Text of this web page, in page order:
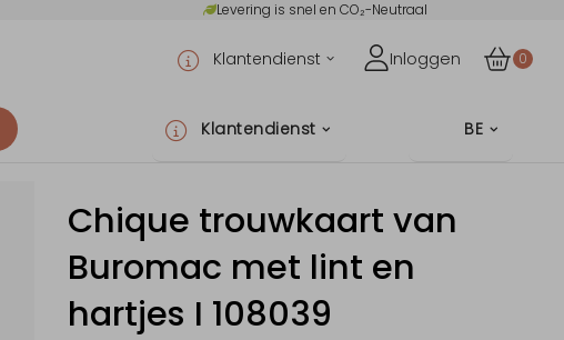
Levering is snel en CO₂-Neutraal
Klantendienst Inloggen 0
Klantendienst BE
Chique trouwkaart van
Buromac met lint en
hartjes I 108039